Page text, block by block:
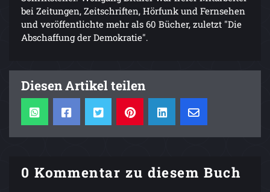
bei Zeitungen, Zeitschriften, Hörfunk und Fernsehen
und veröffentlichte mehr als 60 Bücher, zuletzt "Die
Abschaffung der Demokratie".
Diesen Artikel teilen
0 Kommentar zu diesem Buch